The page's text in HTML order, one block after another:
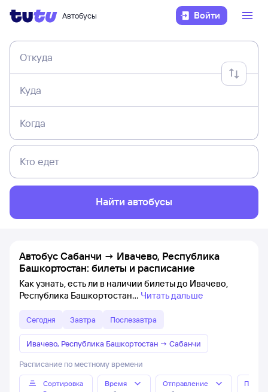
Автобусы Войти
Откуда
Куда
Когда
Кто едет
Найти автобусы
Автобус Сабанчи → Ивачево, Республика
Башкортостан: билеты и расписание
Как узнать, есть ли в наличии билеты до Ивачево,
Республика Башкортостан
Читать дальше
Сегодня Завтра Послезавтра
Ивачево, Республика Башкортостан → Сабанчи
Расписание по местному времени
Сортировка Время Отправление